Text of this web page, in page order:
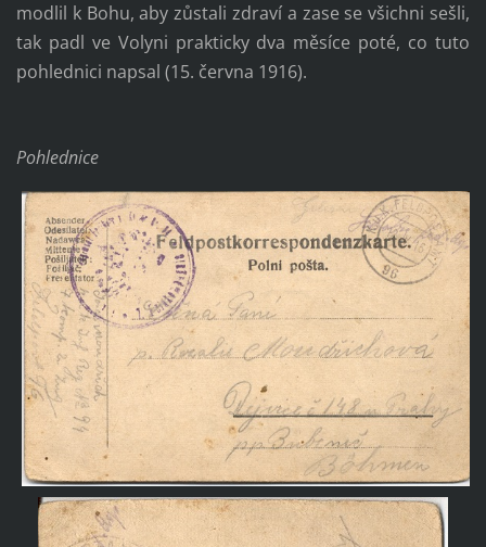
modlil k Bohu, aby zůstali zdraví a zase se všichni sešli,
tak padl ve Volyni prakticky dva měsíce poté, co tuto
pohlednici napsal (15. června 1916).
Pohlednice